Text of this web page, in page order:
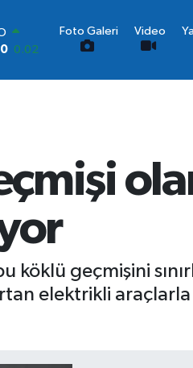
0.2
0.12
0.06
0.02
Foto Galeri Video
köklü geçmişini
elektrikli